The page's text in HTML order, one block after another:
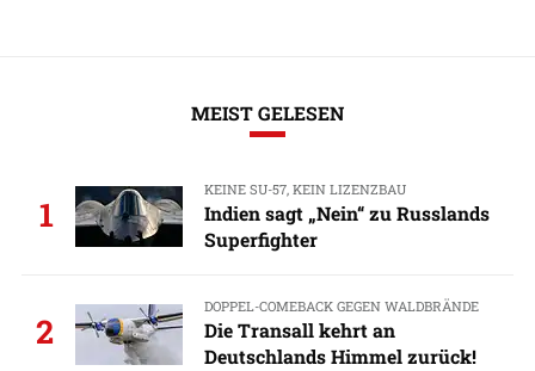
MEIST GELESEN
1
KEINE SU-57, KEIN LIZENZBAU
Indien sagt „Nein“ zu Russlands
Superfighter
2
DOPPEL-COMEBACK GEGEN WALDBRÄNDE
Die Transall kehrt an
Deutschlands Himmel zurück!